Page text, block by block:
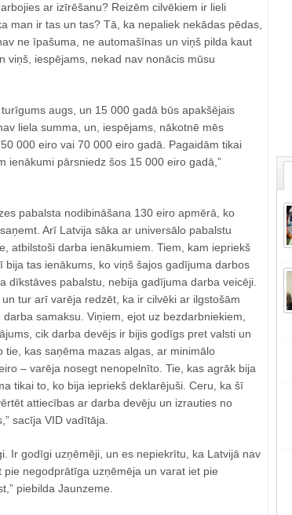
ar izīrēšanu? Reizēm cilvēkiem ir lieli
man ir tas un tas? Tā, ka nepaliek nekādas pēdas,
ne īpašuma, ne automašīnas un viņš pilda kaut
viņš, iespējams, nekad nav nonācis mūsu
augs, un 15 000 gadā būs apakšējais
liela summa, un, iespējams, nākotnē mēs
000 eiro vai 70 000 eiro gadā. Pagaidām tikai
ienākumi pārsniedz šos 15 000 eiro gadā,”
pabalsta nodibināšana 130 eiro apmērā, ko
Arī Latvija sāka ar universālo pabalstu
atbilstoši darba ienākumiem. Tiem, kam iepriekš
tas ienākums, ko viņš šajos gadījuma darbos
dīkstāves pabalstu, nebija gadījuma darba veicēji.
tur arī varēja redzēt, ka ir cilvēki ar ilgstošām
samaksu. Viņiem, ejot uz bezdarbniekiem,
cik darba devējs ir bijis godīgs pret valsti un
kas saņēma mazas algas, ar minimālo
– varēja nosegt nenopelnīto. Tie, kas agrāk bija
tikai to, ko bija iepriekš deklarējuši. Ceru, ka šī
attiecības ar darba devēju un izrauties no
sacīja VID vadītāja.
Ir godīgi uzņēmēji, un es nepiekrītu, ka Latvijā nav
pie negodprātīga uzņēmēja un varat iet pie
piebilda Jaunzeme.